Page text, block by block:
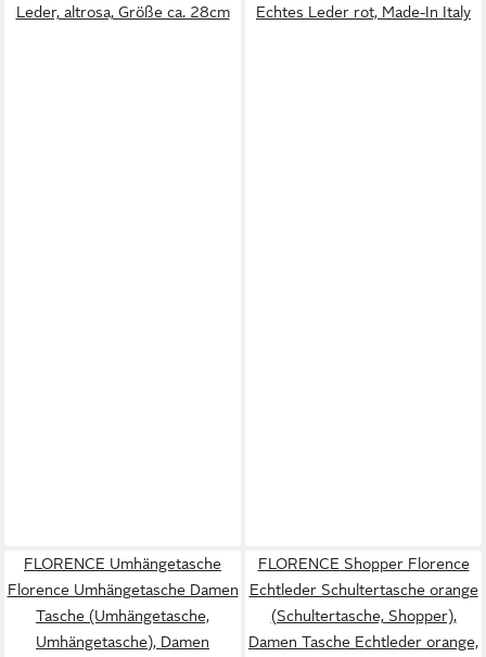
Leder, altrosa, Größe ca. 28cm
Echtes Leder rot, Made-In Italy
FLORENCE Umhängetasche
Florence Umhängetasche Damen
Tasche (Umhängetasche,
Umhängetasche), Damen
FLORENCE Shopper Florence
Echtleder Schultertasche orange
(Schultertasche, Shopper),
Damen Tasche Echtleder orange,